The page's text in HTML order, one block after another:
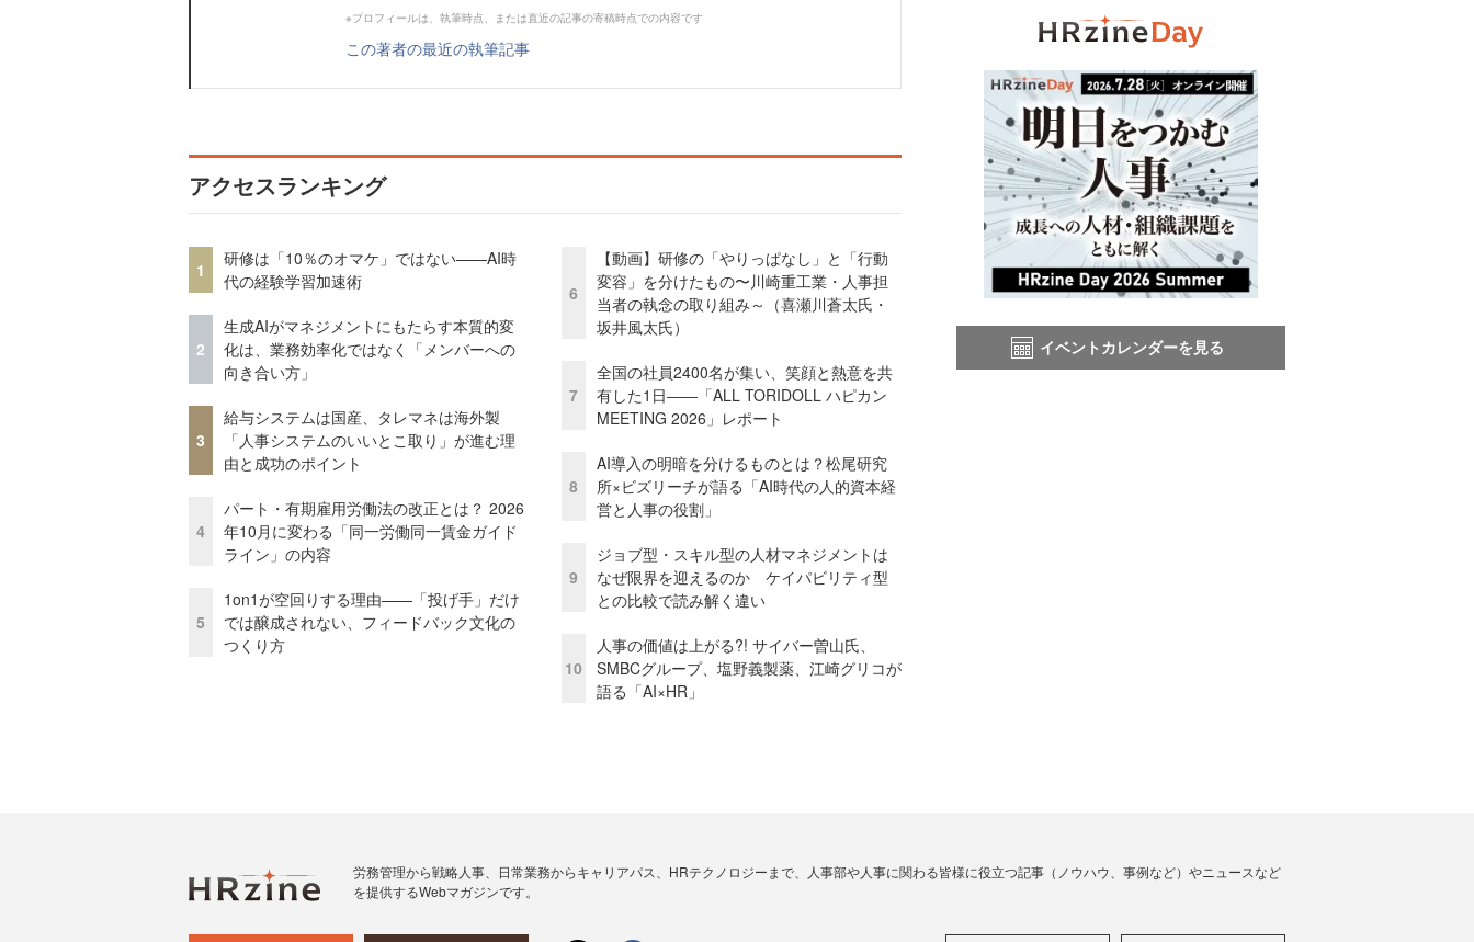
※プロフィールは、執筆時点、または直近の記事の寄稿時点での内容です
この著者の最近の執筆記事
アクセスランキング
1
研修は「10％のオマケ」ではない——AI時
代の経験学習加速術
2
生成AIがマネジメントにもたらす本質的変
化は、業務効率化ではなく「メンバーへの
向き合い方」
3
給与システムは国産、タレマネは海外製
「人事システムのいいとこ取り」が進む理
由と成功のポイント
4
パート・有期雇用労働法の改正とは？ 2026
年10月に変わる「同一労働同一賃金ガイド
ライン」の内容
5
1on1が空回りする理由——「投げ手」だけ
では醸成されない、フィードバック文化の
つくり方
6
【動画】研修の「やりっぱなし」と「行動
変容」を分けたもの〜川崎重工業・人事担
当者の執念の取り組み～（喜瀬川蒼太氏・
坂井風太氏）
7
全国の社員2400名が集い、笑顔と熱意を共
有した1日――「ALL TORIDOLL ハピカン
MEETING 2026」レポート
8
AI導入の明暗を分けるものとは？松尾研究
所×ビズリーチが語る「AI時代の人的資本経
営と人事の役割」
9
ジョブ型・スキル型の人材マネジメントは
なぜ限界を迎えるのか ケイパビリティ型
との比較で読み解く違い
10
人事の価値は上がる?! サイバー曽山氏、
SMBCグループ、塩野義製薬、江崎グリコが
語る「AI×HR」
イベントカレンダーを見る
労務管理から戦略人事、日常業務からキャリアパス、HRテクノロジーまで、人事部や人事に関わる皆様に役立つ記事（ノウハウ、事例など）やニュースなど
を提供するWebマガジンです。